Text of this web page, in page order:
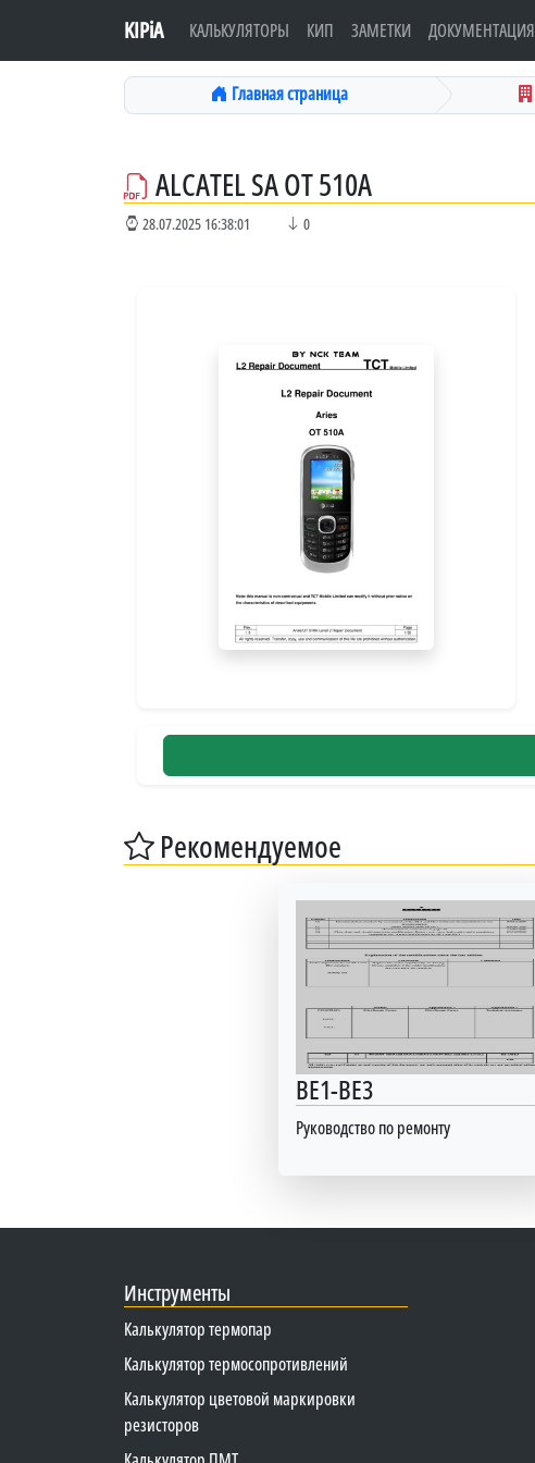
KIPiA КАЛЬКУЛЯТОРЫ КИП ЗАМЕТКИ ДОКУМЕНТАЦИЯ
Главная страница
ALCATEL SA OT 510A
28.07.2025 16:38:01 0
Рекомендуемое
BE1-BE3
Руководство по ремонту
Инструменты
Калькулятор термопар
Калькулятор термосопротивлений
Калькулятор цветовой маркировки
резисторов